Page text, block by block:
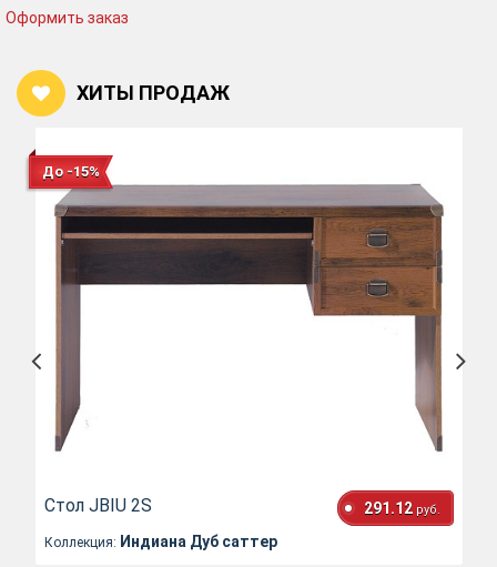
Оформить заказ
ХИТЫ ПРОДАЖ
До -15%
Стол JBIU 2S 291.12 руб.
Коллекция: Индиана Дуб саттер